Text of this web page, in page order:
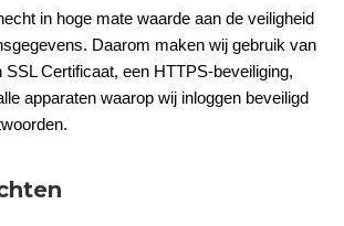
in hoge mate waarde aan de veiligheid
Daarom maken wij gebruik van
SSL Certificaat, een HTTPS-beveiliging,
apparaten waarop wij inloggen beveiligd